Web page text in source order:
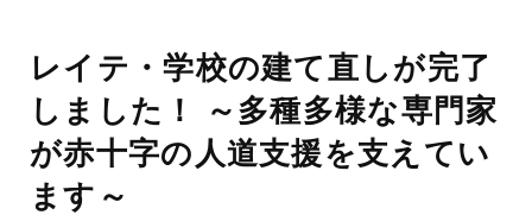
レイテ・学校の建て直しが完了
しました！ ～多種多様な専門家
が赤十字の人道支援を支えてい
ます～